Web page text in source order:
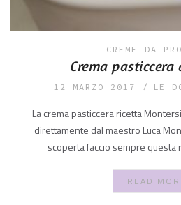
CREME DA
Crema pasticcera
12 MARZO 2017 LE
La crema pasticcera ricetta
direttamente dal maestro Luca
scoperta faccio sempre questa
READ